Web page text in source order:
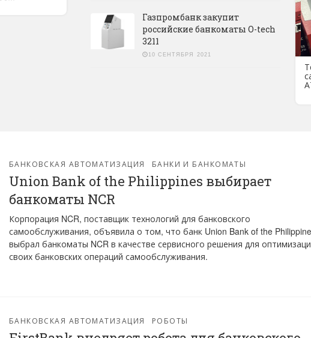
Газпромбанк закупит
российские банкоматы O-tech
3211
10 СЕНТЯБРЯ 2021
БАНКОВСКАЯ АВТОМАТИЗАЦИЯ БАНКИ И БАНКОМАТЫ
Union Bank of the Philippines выбирает
банкоматы NCR
Корпорация NCR, поставщик технологий для банковского
самообслуживания, объявила о том, что банк Union Bank of the
выбрал банкоматы NCR в качестве сервисного решения для
своих банковских операций самообслуживания.
БАНКОВСКАЯ АВТОМАТИЗАЦИЯ РОБОТЫ